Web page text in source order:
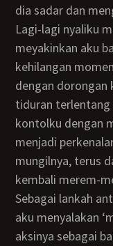
dia sadar dan
Lagi-lagi nyaliku menciut, namun Rita terus
meyakinkan aku
kehilangan
dengan dorongan
tiduran terlentang
kontolku dengan
menjadi
mungilnya, terus
kembali merem-
Sebagai lankah antisipasi, tanpa sepengetahuanya
aku menyalakan
aksinya sebagai